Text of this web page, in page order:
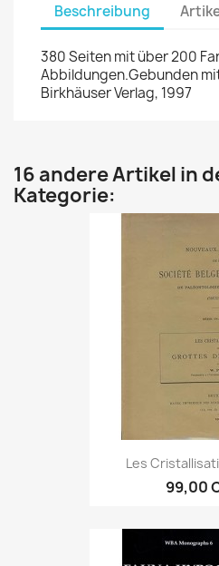
Beschreibung
380 Seiten mit über 200
Abbildungen.Gebunden
Birkhäuser Verlag, 1997
16 andere Artikel in
Kategorie:
Les
99,00